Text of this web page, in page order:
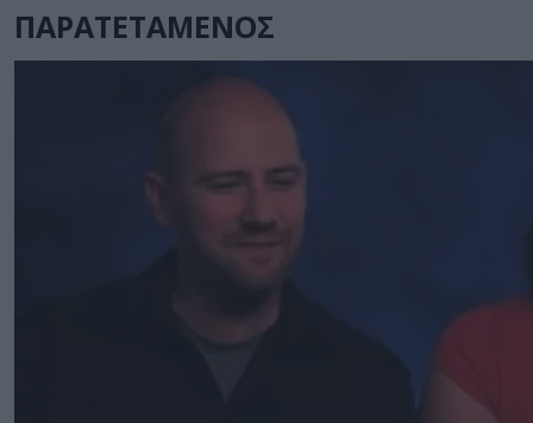
ΠΑΡΑΤΕΤΑΜΕΝΟΣ